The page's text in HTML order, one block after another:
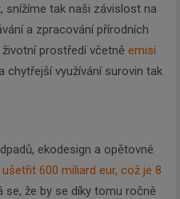
snížíme tak naši závislost na
a zpracování přírodních
prostředí včetně emisí
chytřejší využívání surovin tak
ekodesign a opětovné
ušetřit 600 miliard eur, což je 8
se, že by se díky tomu ročně